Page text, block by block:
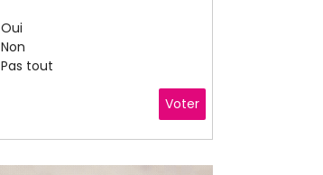
Oui
Non
Pas tout
Voter